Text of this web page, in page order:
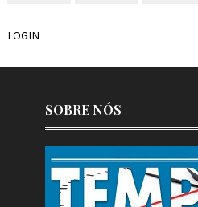
LOGIN
SOBRE NÓS